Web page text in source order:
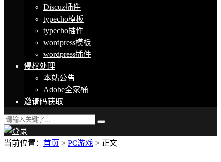
Discuz插件
typecho模板
typecho插件
wordpress模板
wordpress插件
侵权处理
本站公告
Adobe全家桶
邀请码获取
当前位置： 首页 > PC游戏 > 正文